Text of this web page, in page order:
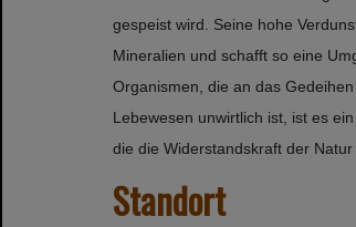
gespeist wird. Seine hohe
Mineralien und schafft so eine
Organismen, die an das
Lebewesen unwirtlich ist, ist es
die die Widerstandskraft der Natur
Standort